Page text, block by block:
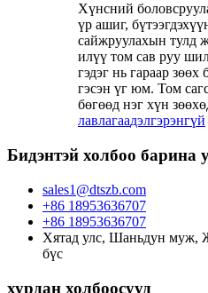
Хүнсний
үр ашиг,
сайжруулахын тулд
илүү том сав руу
гэдэг нь гараар
гэсэн үг юм. Том
бөгөөд нэг хүн
лавлагаадэлгэрэнгүй
Бидэнтэй холбоо барина
sales1@dtszb.com
+86 18953636707
+86 18953636707
Хятад улс, Шаньдун муж,
бүс
хурдан холбоосууд